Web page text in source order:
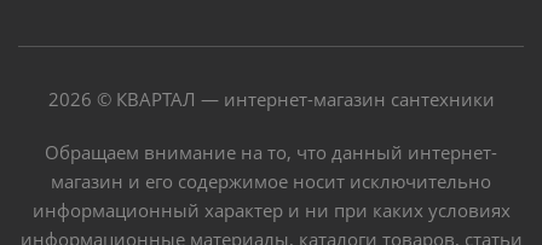
2026 © КВАРТАЛ — интернет-магазин сантехники
Обращаем внимание на то, что данный интернет-
магазин и его содержимое носит исключительно
информационный характер и ни при каких условиях
информационные материалы, каталоги товаров, статьи